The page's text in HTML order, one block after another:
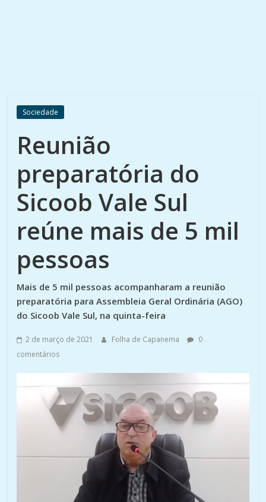
Sociedade
Reunião
preparatória do
Sicoob Vale Sul
reúne mais de 5 mil
pessoas
Mais de 5 mil pessoas acompanharam a reunião
preparatória para Assembleia Geral Ordinária (AGO)
do Sicoob Vale Sul, na quinta-feira
2 de março de 2021 Folha de Capanema
0
comentários